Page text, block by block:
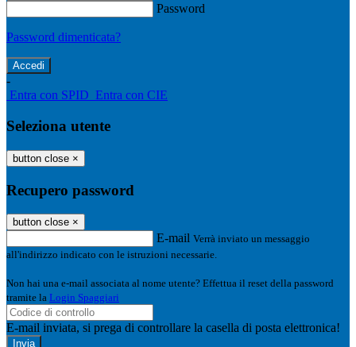
Password
Password dimenticata?
-
Entra con SPID Entra con CIE
Seleziona utente
button close ×
Recupero password
button close ×
E-mail Verrà inviato un messaggio
all'indirizzo indicato con le istruzioni necessarie.
Non hai una e-mail associata al nome utente? Effettua il reset della password
tramite la Login Spaggiari
E-mail inviata, si prega di controllare la casella di posta elettronica!